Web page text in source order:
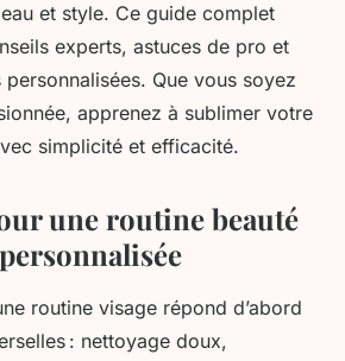
et style. Ce guide complet
experts, astuces de pro et
Que vous soyez
apprenez à sublimer votre
simplicité et efficacité.
une routine beauté
routine visage répond d’abord
: nettoyage doux,